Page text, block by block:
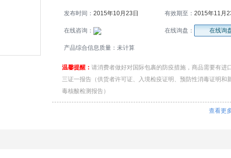
发布时间： 2015年10月23日 有效期至： 2015年11月
在线咨询： 在线询盘： 在线询
产品综合信息质量：未计算
温馨提醒： 请消费者做好对国际包裹的防疫措施，商品需要有进
三证一报告（供货者许可证、入境检疫证明、预防性消毒证明和
毒核酸检测报告）
查看更